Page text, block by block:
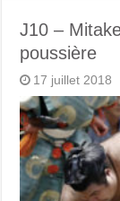
J10 –
poussière
17 juillet 2018